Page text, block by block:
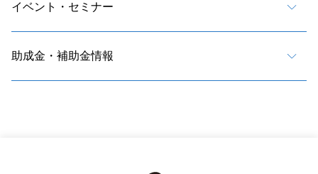
イベント・セミナー
助成金・補助金情報